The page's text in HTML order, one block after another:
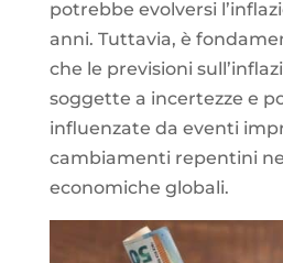
potrebbe evolversi
anni. Tuttavia, è
che le previsioni
soggette a incertezze e
influenzate da eventi
cambiamenti repentini
economiche globali.